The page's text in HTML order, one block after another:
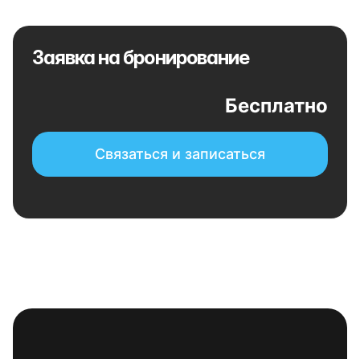
Заявка на бронирование
Бесплатно
Связаться и записаться